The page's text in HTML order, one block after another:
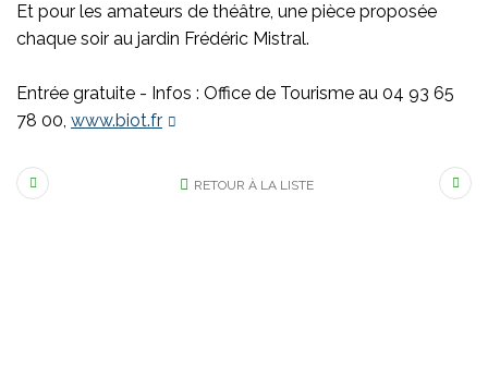
Et pour les amateurs de théâtre, une pièce proposée
chaque soir au jardin Frédéric Mistral.
Entrée gratuite - Infos : Office de Tourisme au 04 93 65
78 00, www.biot.fr
RETOUR À LA LISTE